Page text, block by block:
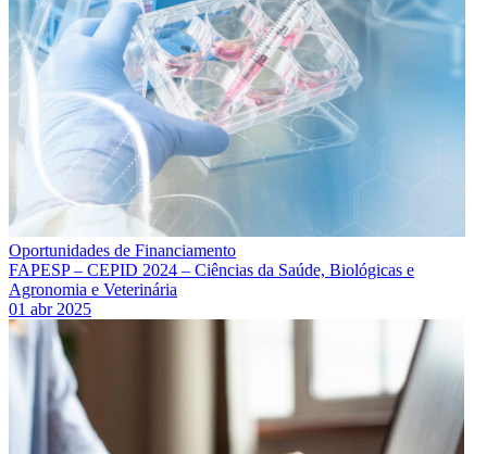
Oportunidades de Financiamento
FAPESP – CEPID 2024 – Ciências da Saúde, Biológicas e
Agronomia e Veterinária
01 abr 2025